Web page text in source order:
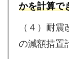
かを計算で
（４）耐
の減額措置